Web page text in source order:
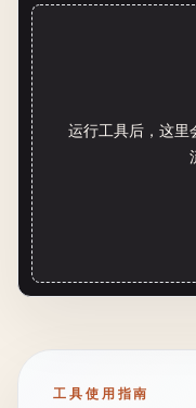
运行工具后，这里
工具使用指南